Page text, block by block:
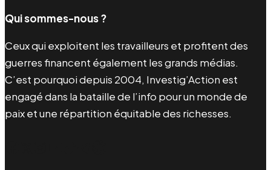
Qui sommes-nous ?
Ceux qui exploitent les travailleurs et profitent des
guerres financent également les grands médias.
C’est pourquoi depuis 2004, Investig’Action est
engagé dans la bataille de l’info pour un monde de
paix et une répartition équitable des richesses.